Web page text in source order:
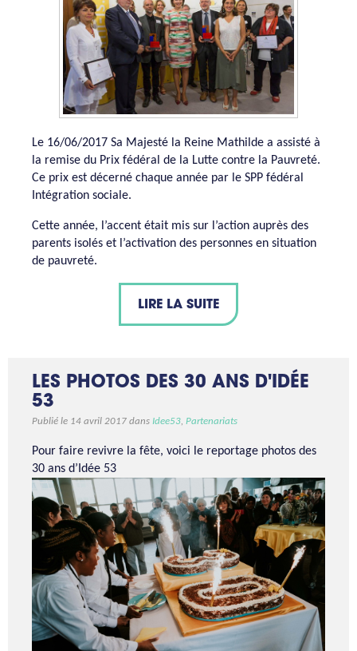
Le 16/06/2017 Sa Majesté la Reine Mathilde a assisté à
la remise du Prix fédéral de la Lutte contre la Pauvreté.
Ce prix est décerné chaque année par le SPP fédéral
Intégration sociale.
Cette année, l’accent était mis sur l’action auprès des
parents isolés et l’activation des personnes en situation
de pauvreté.
LIRE LA SUITE
LES PHOTOS DES 30 ANS D'IDÉE
53
Publié le 14 avril 2017 dans Idee53, Partenariats
Pour faire revivre la fête, voici le reportage photos des
30 ans d’Idée 53